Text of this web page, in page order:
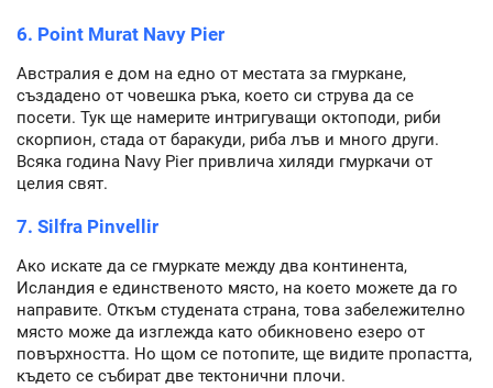
6. Point Murat Navy Pier
Австралия е дом на едно от местата за гмуркане,
създадено от човешка ръка, което си струва да се
посети. Тук ще намерите интригуващи октоподи, риби
скорпион, стада от баракуди, риба лъв и много други.
Всяка година Navy Pier привлича хиляди гмуркачи от
целия свят.
7. Silfra Pinvellir
Ако искате да се гмуркате между два континента,
Исландия е единственото място, на което можете да го
направите. Откъм студената страна, това забележително
място може да изглежда като обикновено езеро от
повърхността. Но щом се потопите, ще видите пропастта,
където се събират две тектонични плочи.